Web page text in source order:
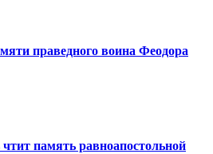
праведного воина Феодора
память равноапостольной